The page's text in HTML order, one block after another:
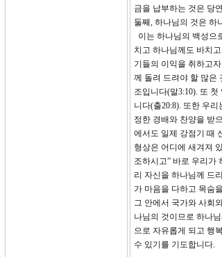
금을 납부하는 것은 당
둘째, 하나님의 것은 하
이는 하나님의 백성으
치고 하나님께도 바치
기들의 이익을 취하고
께 돌려 드려야 할 많은
조입니다(말3:10). 또
니다(출20:8). 또한 우
정한 경배와 찬양을 받
에서도 일제 강점기 때
형상은 어디에 새겨져
조하시고” 바로 우리가
리 자신을 하나님께 드
가 마음을 다하고 목숨
그 안에서 국가와 사회
나님의 것이므로 하나
으로 자유롭게 되고 행
수 있기를 기도합니다.